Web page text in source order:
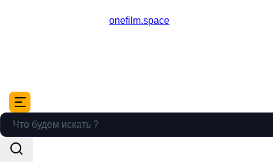
onefilm.space